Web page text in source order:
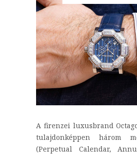
A firenzei luxusbrand
tulajdonképpen három
(Perpetual Calendar,